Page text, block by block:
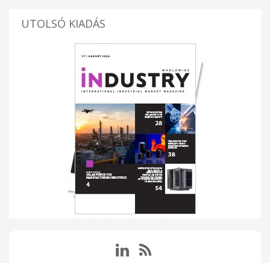
UTOLSÓ KIADÁS